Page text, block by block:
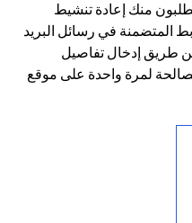
منك إعادة تنشيط
المتضمنة في رسائل البريد
طريق إدخال تفاصيل
لمرة واحدة على موقع